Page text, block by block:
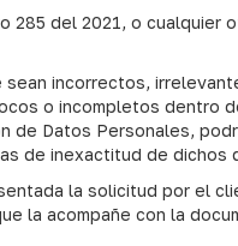
del 2021, o cualquier
sean incorrectos,
o incompletos dentro
Datos Personales,
de inexactitud de dichos
la solicitud por el
la acompañe con la